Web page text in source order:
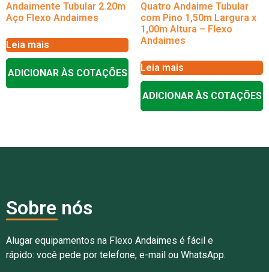
Andaimente Tubular 2.20m
Aço Flexo Andaimes
Leia mais
ADICIONAR ÀS COTAÇÕES
Quatro Andaime Tubular
com Pino 1,50m Largura x
1,00m Altura – Flexo
Andaimes
Leia mais
ADICIONAR ÀS COTAÇÕES
Sobre nós
Alugar equipamentos na Flexo Andaimes é fácil e
rápido: você pede por telefone, e-mail ou WhatsApp.